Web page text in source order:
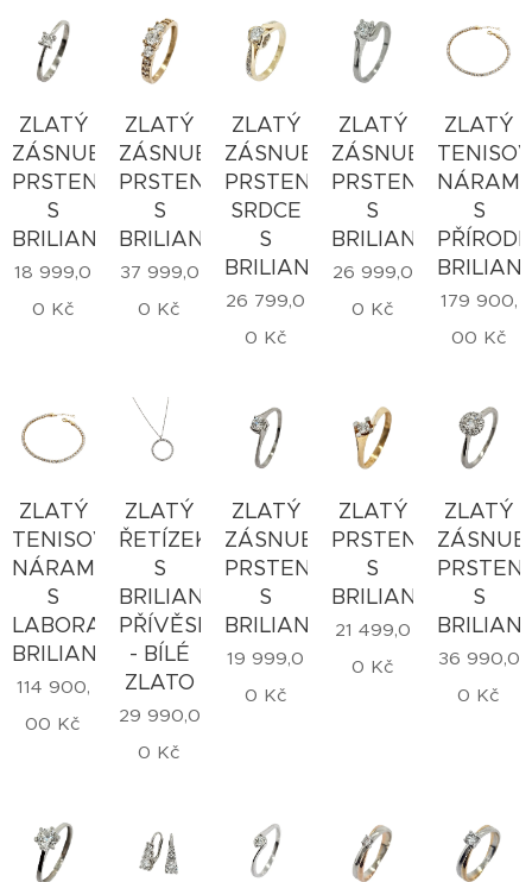
ZLATÝ
ZÁSNUBNÍ
PRSTEN
S
BRILIANTEM
18 999,0
0 Kč
ZLATÝ
ZÁSNUBNÍ
PRSTEN
S
BRILIANTY
37 999,0
0 Kč
ZLATÝ
ZÁSNUBNÍ
PRSTEN
SRDCE
S
BRILIANTEM
26 799,0
0 Kč
ZLATÝ
ZÁSNUBNÍ
PRSTEN
S
BRILIANTEM
26 999,0
0 Kč
ZLATÝ
S
179 900,
00 Kč
ZLATÝ
TENISOVÝ
NÁRAMEK
S
LABORATORNÍMI
BRILIANTY
114 900,
00 Kč
ZLATÝ
ŘETÍZEK
S
BRILIANTOVÝM
PŘÍVĚSKEM
- BÍLÉ
ZLATO
29 990,0
0 Kč
ZLATÝ
ZÁSNUBNÍ
PRSTEN
S
BRILIANTEM
19 999,0
0 Kč
ZLATÝ
PRSTEN
S
BRILIANTEM
21 499,0
0 Kč
ZLATÝ
PRSTEN
S
36 990,0
0 Kč